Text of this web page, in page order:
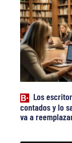
Los
contados y lo
va a